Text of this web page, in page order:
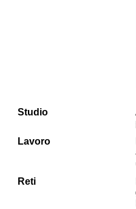
Studio
Lavoro
Reti